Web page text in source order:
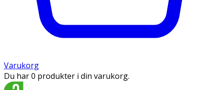
Varukorg
Du har 0 produkter i din varukorg.